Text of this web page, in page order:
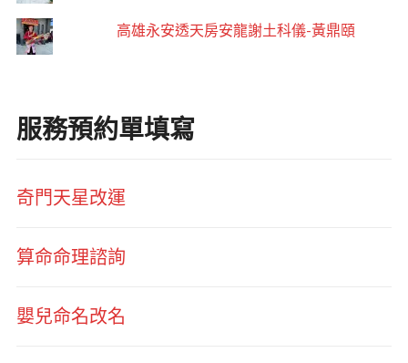
高雄永安透天房安龍謝土科儀-黃鼎頤
服務預約單填寫
奇門天星改運
算命命理諮詢
嬰兒命名改名